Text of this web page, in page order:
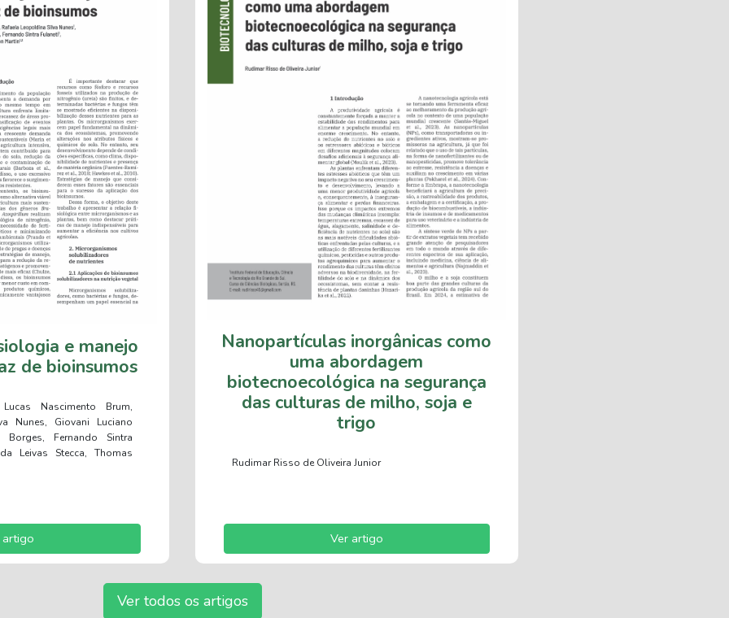
e manejo
de bioinsumos
Nascimento Brum,
Nunes, Giovani Luciano
Borges, Fernando Sintra
Leivas Stecca, Thomas
artigo
Nanopartículas inorgânicas como
uma abordagem
biotecnoecológica na segurança
das culturas de milho, soja e
trigo
Rudimar Risso de Oliveira Junior
Ver artigo
Ver todos os artigos